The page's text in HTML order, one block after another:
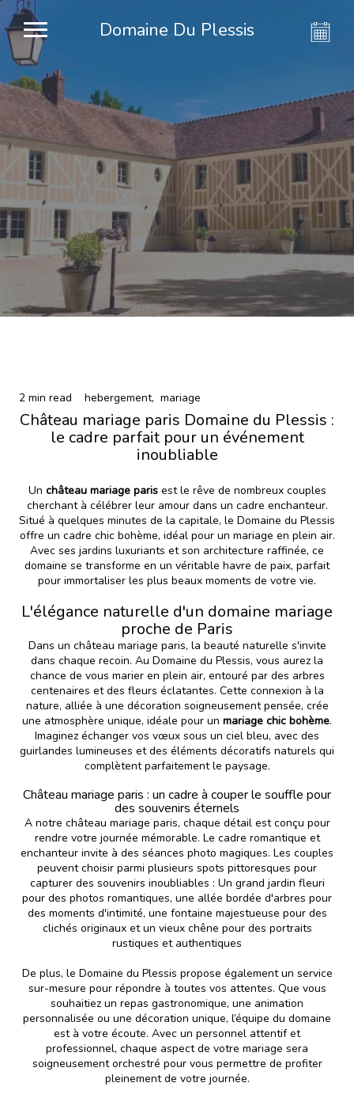
Domaine Du Plessis
2 min read hebergement, mariage
Château mariage paris Domaine du Plessis :
le cadre parfait pour un événement
inoubliable
Un château mariage parisest le rêve de nombreux couples
cherchant à célébrer leur amour dans un cadre enchanteur.
Situé à quelques minutes de la capitale, le Domaine du Plessis
offre un cadre chic bohème, idéal pour un mariage en plein air.
Avec ses jardins luxuriants et son architecture raffinée, ce
domaine se transforme en un véritable havre de paix, parfait
pour immortaliser les plus beaux moments de votre vie.
L'élégance naturelle d'un domaine mariage
proche de Paris
Dans un château mariage paris, la beauté naturelle s'invite
dans chaque recoin. Au Domaine du Plessis, vous aurez la
chance de vous marier en plein air, entouré par des arbres
centenaires et des fleurs éclatantes. Cette connexion à la
nature, alliée à une décoration soigneusement pensée, crée
une atmosphère unique, idéale pour un mariage chic bohème.
Imaginez échanger vos vœux sous un ciel bleu, avec des
guirlandes lumineuses et des éléments décoratifs naturels qui
complètent parfaitement le paysage.
Château mariage paris : un cadre à couper le souffle pour
des souvenirs éternels
A notre château mariage paris, chaque détail est conçu pour
rendre votre journée mémorable. Le cadre romantique et
enchanteur invite à des séances photo magiques. Les couples
peuvent choisir parmi plusieurs spots pittoresques pour
capturer des souvenirs inoubliables : Un grand jardin fleuri
pour des photos romantiques, une allée bordée d'arbres pour
des moments d'intimité, une fontaine majestueuse pour des
clichés originaux et un vieux chêne pour des portraits
rustiques et authentiques
De plus, le Domaine du Plessis propose également un service
sur-mesure pour répondre à toutes vos attentes. Que vous
souhaitiez un repas gastronomique, une animation
personnalisée ou une décoration unique, l’équipe du domaine
est à votre écoute. Avec un personnel attentif et
professionnel, chaque aspect de votre mariage sera
soigneusement orchestré pour vous permettre de profiter
pleinement de votre journée.